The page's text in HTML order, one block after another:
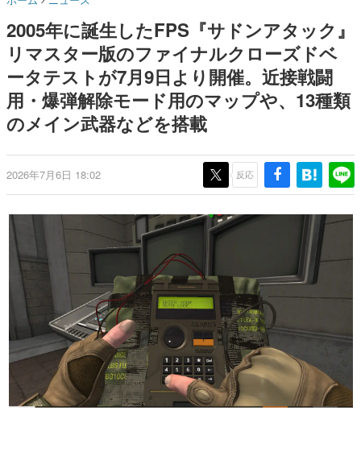
ゲームに多大な影響を受けた作家さんに取材し、ゲームが
日本のコンテンツ産業やカルチャーに与えた影響を探る企
画です。
日本モバイルゲーム産業史
日本のモバイルゲーム史における主要なトピック・タイト
ルを網羅するほか、開発者へのインタビューや識者による
解説を掲載。約20年の歴史が一望できる決定版！
若ゲのいたり〜ゲームクリエイターの青春〜
一先生によるゲーム業界レポートマンガです。
なんでゲームは面白い？
具体的な形から解き明かしていく、硬派で骨太な評論連載
ゲームが変えた日本語
「経験値」「裏技」「ラスボス」… ゲームにまつわる言葉
の起源や用法の変遷を、コンピューター文化史研究家・タ
イニーP氏が徹底調査。
カテゴリ
特集記事
マンガ
ーン
2005年に誕生したFPS『サドンアタック』
リマスター版のファイナルクローズドベ
ータテストが7月9日より開催。近接戦闘
用・爆弾解除モード用のマップや、13種類
のメイン武器などを搭載
2026年7月6日 18:02 反応